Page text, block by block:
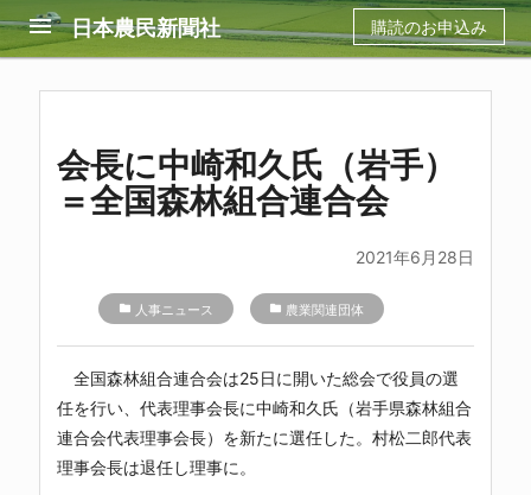
menu 日本農民新聞社 購読のお申込み
会長に中崎和久氏（岩手）
＝全国森林組合連合会
2021年6月28日
folder 人事ニュース folder 農業関連団体
全国森林組合連合会は25日に開いた総会で役員の選
任を行い、代表理事会長に中崎和久氏（岩手県森林組合
連合会代表理事会長）を新たに選任した。村松二郎代表
理事会長は退任し理事に。